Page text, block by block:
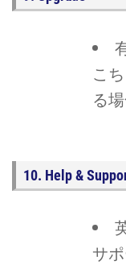
こ
る
10. Help &
サ